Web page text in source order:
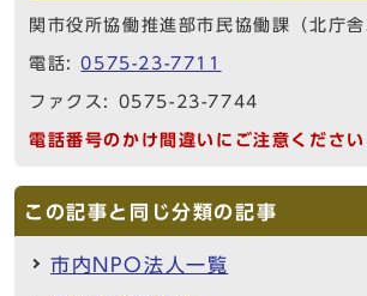
関市役所協働推進部市民協働課（北庁舎
電話:0575-23-7711
ファクス: 0575-23-7744
電話番号のかけ間違いにご注意ください
この記事と同じ分類の記事
市内NPO法人一覧